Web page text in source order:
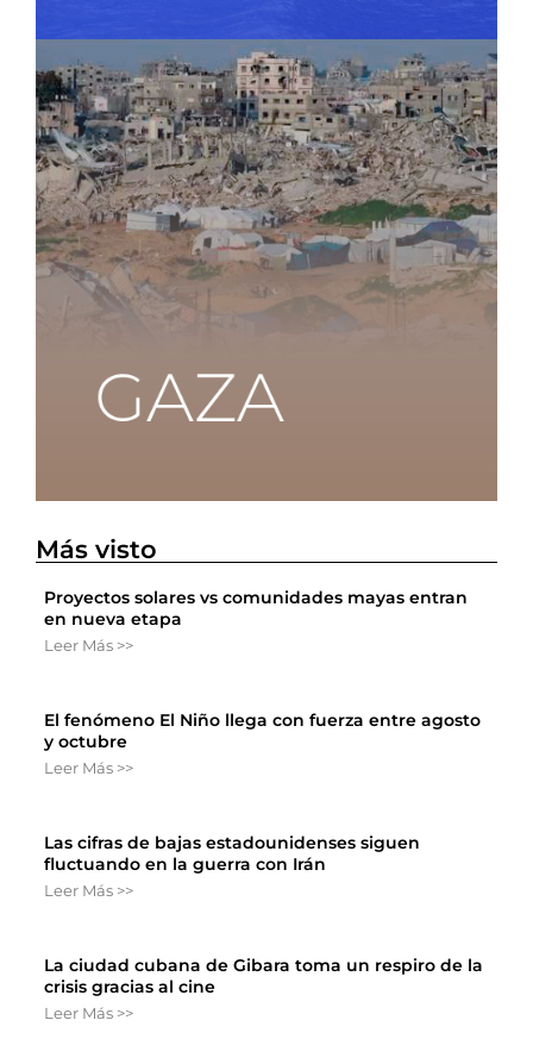
Más visto
Proyectos solares vs comunidades mayas entran
en nueva etapa
Leer Más >>
El fenómeno El Niño llega con fuerza entre agosto
y octubre
Leer Más >>
Las cifras de bajas estadounidenses siguen
fluctuando en la guerra con Irán
Leer Más >>
La ciudad cubana de Gibara toma un respiro de la
crisis gracias al cine
Leer Más >>